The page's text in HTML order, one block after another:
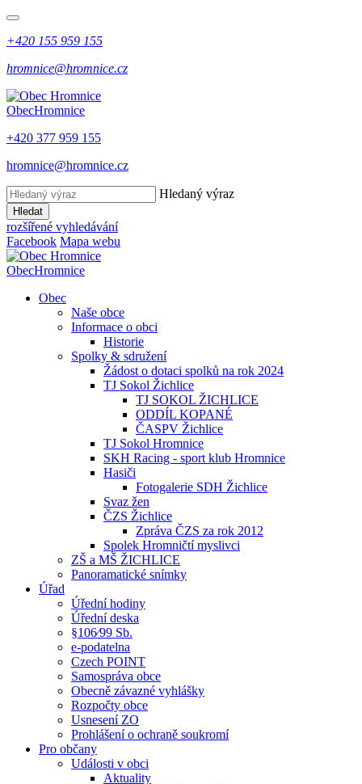
+420 155 959 155
hromnice@hromnice.cz
ObecHromnice
+420 377 959 155
hromnice@hromnice.cz
Hledaný výraz
Hledat
rozšířené vyhledávání
Facebook Mapa webu
ObecHromnice
Obec
Naše obce
Informace o obci
Historie
Spolky & sdružení
Žádost o dotaci spolků na rok 2024
TJ Sokol Žichlice
TJ SOKOL ŽICHLICE
ODDÍL KOPANÉ
ČASPV Žichlice
TJ Sokol Hromnice
SKH Racing - sport klub Hromnice
Hasiči
Fotogalerie SDH Žichlice
Svaz žen
ČZS Žichlice
Zpráva ČZS za rok 2012
Spolek Hromničtí myslivci
ZŠ a MŠ ŽICHLICE
Panoramatické snímky
Úřad
Úřední hodiny
Úřední deska
§106⁄99 Sb.
e-podatelna
Czech POINT
Samospráva obce
Obecně závazné vyhlášky
Rozpočty obce
Usnesení ZO
Prohlášení o ochraně soukromí
Pro občany
Události v obci
Aktuality